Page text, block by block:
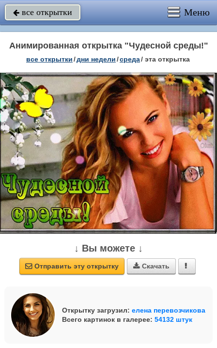
 все открытки Меню
Анимированная открытка "Чудесной среды!"
все открытки/дни недели/среда/ эта открытка
↓ Вы можете ↓
 Отправить эту открытку  Скачать 
Открытку загрузил: елена перевозчикова
Всего картинок в галерее: 54132 штук